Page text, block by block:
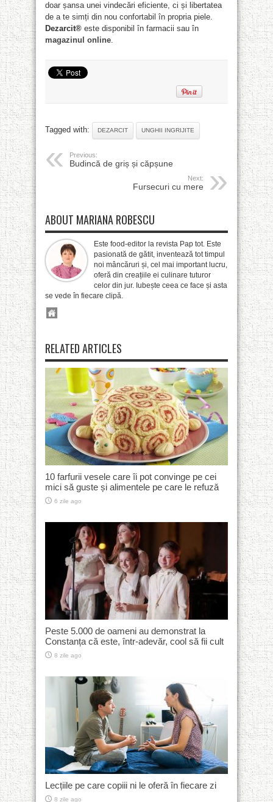
doar șansa unei vindecări eficiente, ci și libertatea
de a te simți din nou confortabil în propria piele.
Dezarcit® este disponibil în farmacii sau în
magazinul online.
Tagged with: DEZARCIT UNGHII INGRIJITE
Previous:
Budincă de griș și căpșune
Next:
Fursecuri cu mere
ABOUT MARIANA ROBESCU
Este food-editor la revista Pap tot. Este
pasionată de gătit, inventează tot timpul
noi mâncăruri și, cel mai important lucru,
oferă din creațiile ei culinare tuturor
celor din jur. Iubește ceea ce face și asta
se vede în fiecare clipă.
RELATED ARTICLES
10 farfurii vesele care îi pot convinge pe cei
mici să guste și alimentele pe care le refuză
6 zile ago
Peste 5.000 de oameni au demonstrat la
Constanța că este, într-adevăr, cool să fii cult
8 zile ago
Lecțiile pe care copiii ni le oferă în fiecare zi
8 zile ago